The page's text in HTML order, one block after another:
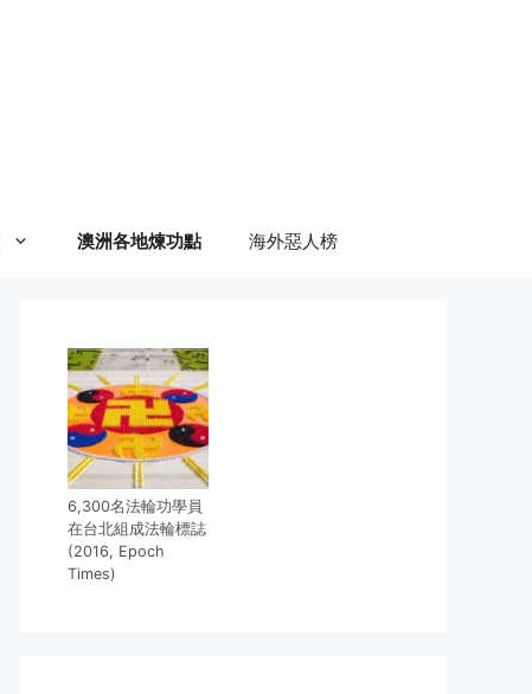
澳洲各地煉功點 海外惡人榜
6,300名法輪功學員
在台北組成法輪標誌
(2016, Epoch
Times)